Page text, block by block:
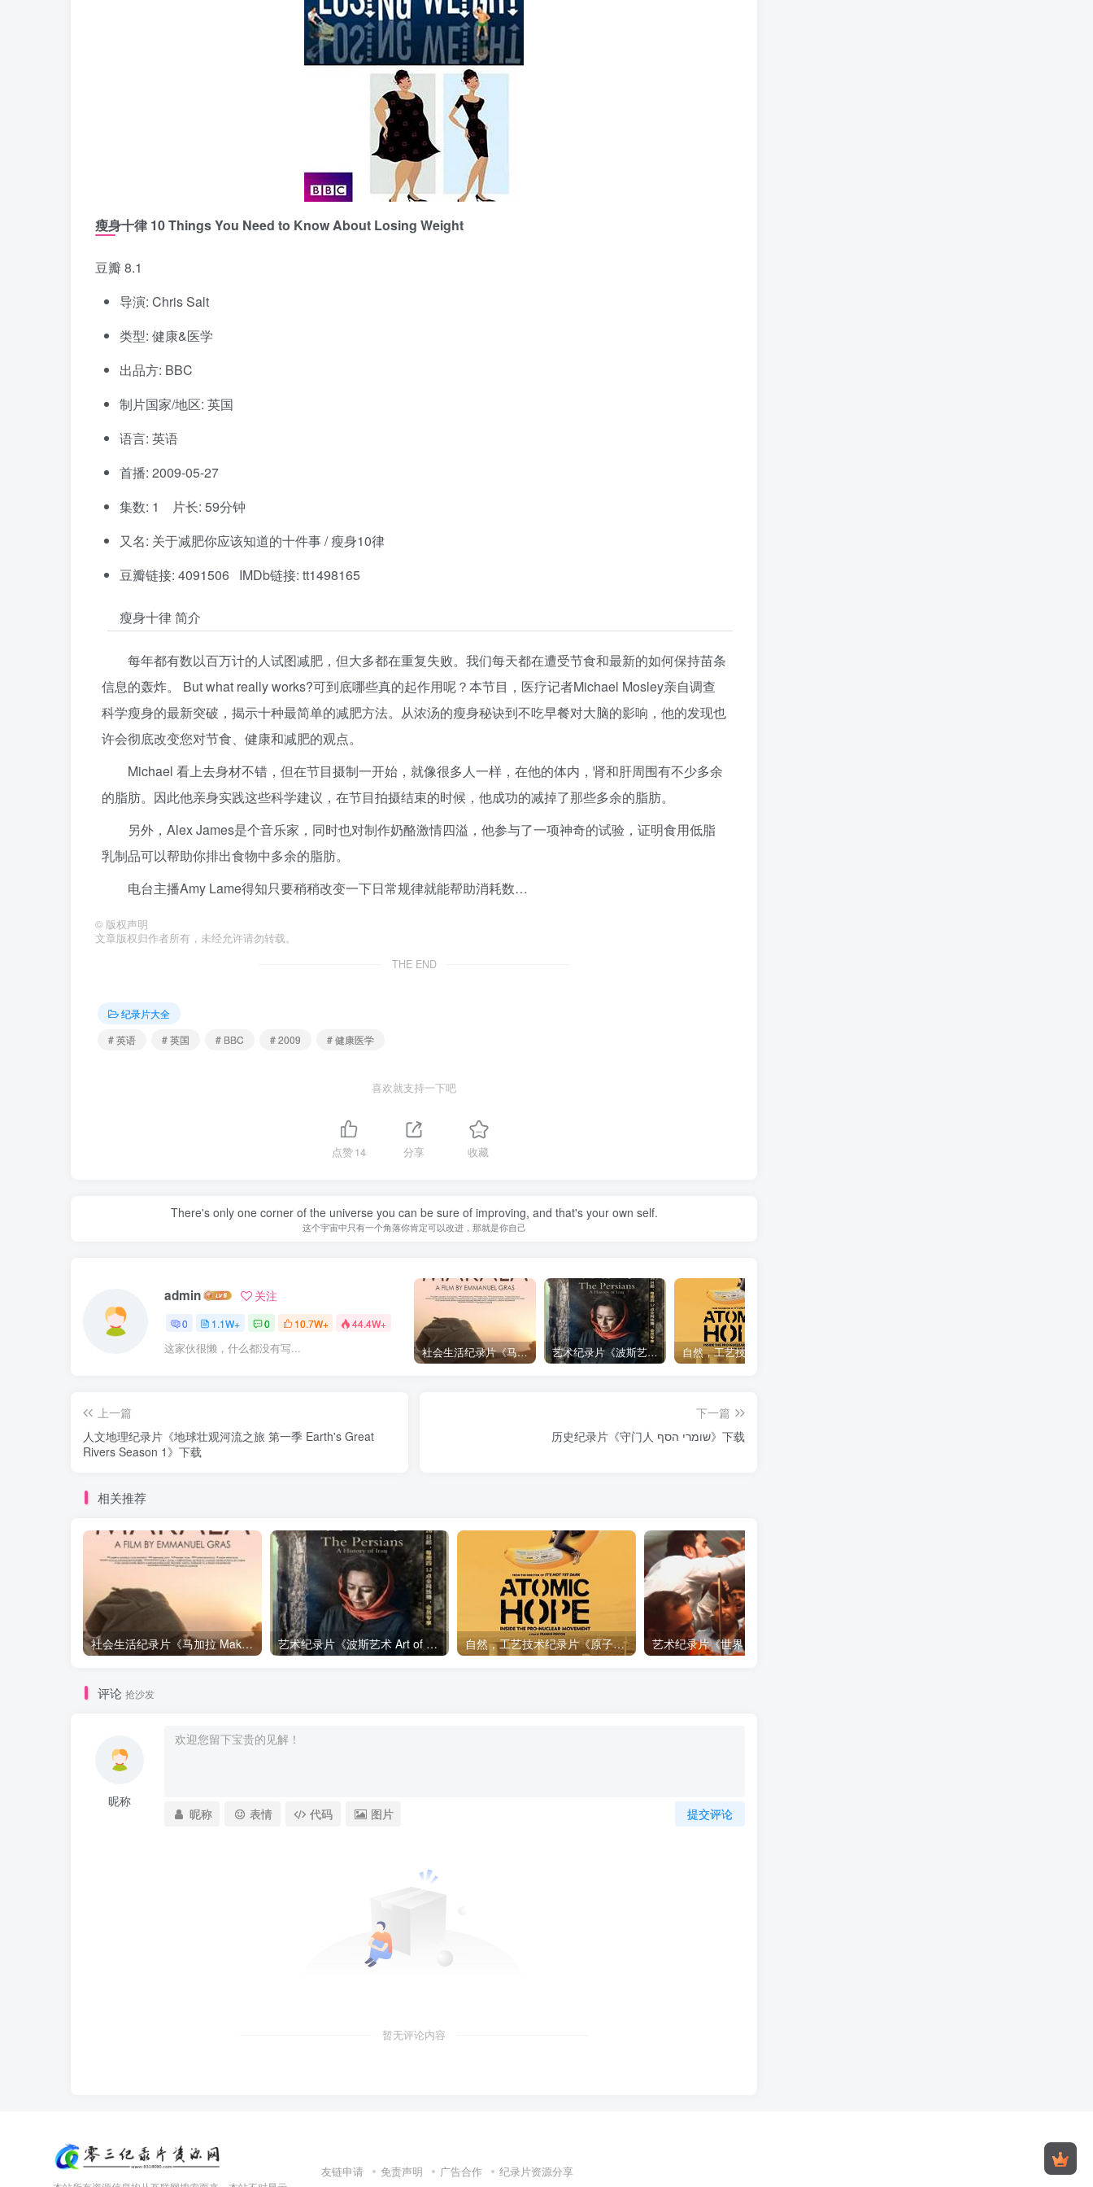
瘦身十律 10 Things You Need to Know About Losing Weight
豆瓣 8.1
导演: Chris Salt
类型: 健康&医学
出品方: BBC
制片国家/地区: 英国
语言: 英语
首播: 2009-05-27
集数: 1 片长: 59分钟
又名: 关于减肥你应该知道的十件事 / 瘦身10律
豆瓣链接: 4091506 IMDb链接: tt1498165
瘦身十律 简介
每年都有数以百万计的人试图减肥，但大多都在重复失败。我们每天都在遭受节食和最新的如何保持苗条
信息的轰炸。 But what really works?可到底哪些真的起作用呢？本节目，医疗记者Michael Mosley亲自调查
科学瘦身的最新突破，揭示十种最简单的减肥方法。从浓汤的瘦身秘诀到不吃早餐对大脑的影响，他的发现也
许会彻底改变您对节食、健康和减肥的观点。
Michael 看上去身材不错，但在节目摄制一开始，就像很多人一样，在他的体内，肾和肝周围有不少多余
的脂肪。因此他亲身实践这些科学建议，在节目拍摄结束的时候，他成功的减掉了那些多余的脂肪。
另外，Alex James是个音乐家，同时也对制作奶酪激情四溢，他参与了一项神奇的试验，证明食用低脂
乳制品可以帮助你排出食物中多余的脂肪。
电台主播Amy Lame得知只要稍稍改变一下日常规律就能帮助消耗数…
© 版权声明
文章版权归作者所有，未经允许请勿转载。
THE END
纪录片大全
# 英语
# 英国 # BBC # 2009 # 健康医学
喜欢就支持一下吧
点赞14 分享 收藏
There's only one corner of the universe you can be sure of improving, and that's your own self.
这个宇宙中只有一个角落你肯定可以改进，那就是你自己
admin 关注
0 1.1W+ 0 10.7W+ 44.4W+
这家伙很懒，什么都没有写... 社会生活纪录片《马加拉 Makala》下载 艺术纪录片《波斯艺术 Art of Persia》下载
上一篇
人文地理纪录片《地球壮观河流之旅 第一季 Earth's Great
Rivers Season 1》下载
下一篇
历史纪录片《守门人 שומרי הסף》下载
相关推荐
社会生活纪录片《马加拉 Makala》下载 艺术纪录片《波斯艺术 Art of Persia》下载 自然，工艺技术纪录片《原子能的希望 Atomic Hope – Inside the Pro-Nuclear Movement》下载
评论 抢沙发
昵称
提交评论
昵称 表情 代码 图片
暂无评论内容
友链申请 免责声明 广告合作 纪录片资源分享